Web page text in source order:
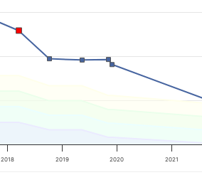
2018 2019 2020 2021